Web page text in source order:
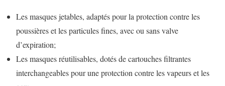
Les masques jetables, adaptés pour la protection contre les
poussières et les particules fines, avec ou sans valve
d’expiration;
Les masques réutilisables, dotés de cartouches filtrantes
interchangeables pour une protection contre les vapeurs et les